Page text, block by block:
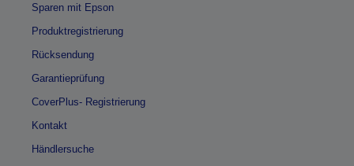
Sparen mit Epson
Produktregistrierung
Rücksendung
Garantieprüfung
CoverPlus- Registrierung
Kontakt
Händlersuche